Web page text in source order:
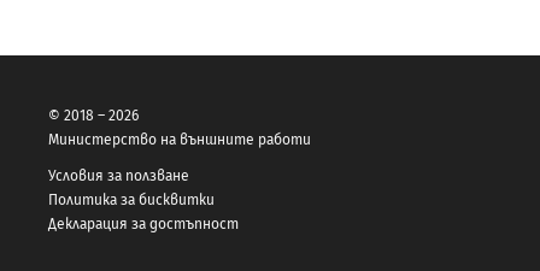
© 2018 – 2026
Министерство на външните работи
Условия за ползване
Политика за бисквитки
Декларация за достъпност